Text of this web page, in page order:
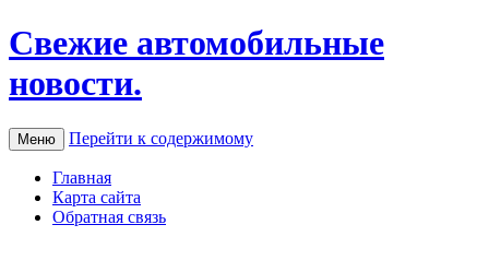
Свежие автомобильные
новости.
Меню Перейти к содержимому
Главная
Карта сайта
Обратная связь